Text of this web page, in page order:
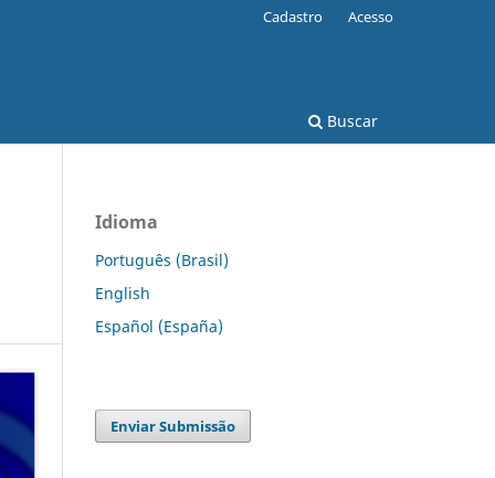
Buscar
Cadastro Acesso
Idioma
Português (Brasil)
English
Español (España)
Enviar Submissão